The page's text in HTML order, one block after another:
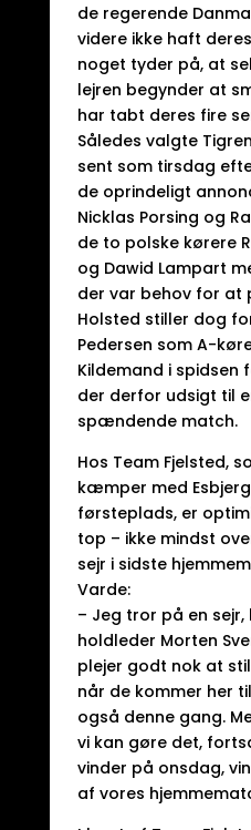
de regerende
videre ikke haft
noget tyder på, at
lejren begynder at
har tabt deres fire
Således valgte
sent som tirsdag
de oprindeligt
Nicklas Porsing og
de to polske kørere
og Dawid Lampart
der var behov for at
Holsted stiller dog
Pedersen som A-
Kildemand i spidsen
der derfor udsigt til
spændende match.
Hos Team Fjelsted,
kæmper med
førsteplads, er
top – ikke mindst
sejr i sidste
Varde:
– Jeg tror på en
holdleder Morten
plejer godt nok at
når de kommer her
også denne gang.
vi kan gøre det,
vinder på onsdag,
af vores